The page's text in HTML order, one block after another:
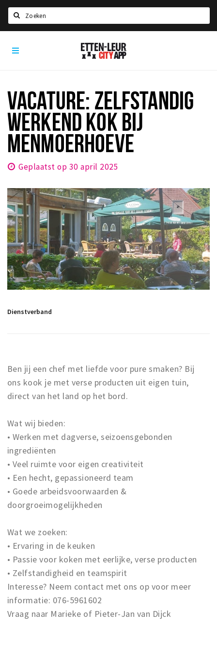
Home
Party pics
Nieuws, interviews & blogs
Eten
Slapen
Recreatief
Winkels
Winkelgebieden
Parkeren
Bezienswaardigheden
Musea, theaters & podia
Sport
Andere City Apps
Inloggen
Etten-
Leur
VACATURE: ZELFSTANDIG
WERKEND KOK BIJ
MENMOERHOEVE
Geplaatst op 30 april 2025
Dienstverband
Ben jij een chef met liefde voor pure smaken? Bij
ons kook je met verse producten uit eigen tuin,
direct van het land op het bord.
Wat wij bieden:
• Werken met dagverse, seizoensgebonden
ingrediënten
• Veel ruimte voor eigen creativiteit
• Een hecht, gepassioneerd team
• Goede arbeidsvoorwaarden &
doorgroeimogelijkheden
Wat we zoeken:
• Ervaring in de keuken
• Passie voor koken met eerlijke, verse producten
• Zelfstandigheid en teamspirit
Interesse? Neem contact met ons op voor meer
informatie: 076-5961602
Vraag naar Marieke of Pieter-Jan van Dijck